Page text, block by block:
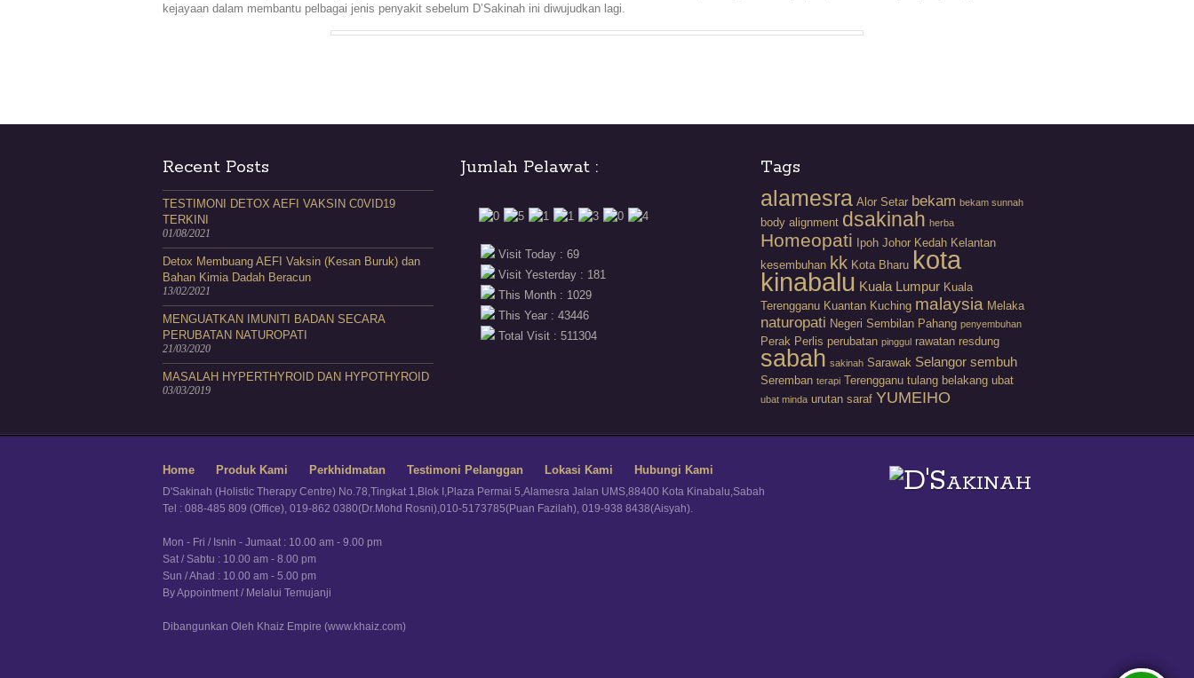
kejayaan dalam membantu pelbagai jenis penyakit sebelum D’Sakinah ini diwujudkan lagi.
Recent Posts
TESTIMONI DETOX AEFI VAKSIN C0VID19
TERKINI
01/08/2021
Detox Membuang AEFI Vaksin (Kesan Buruk) dan
Bahan Kimia Dadah Beracun
13/02/2021
MENGUATKAN IMUNITI BADAN SECARA
PERUBATAN NATUROPATI
21/03/2020
MASALAH HYPERTHYROID DAN HYPOTHYROID
03/03/2019
Jumlah Pelawat :
Visit Today : 69
Visit Yesterday : 181
This Month : 1029
This Year : 43446
Total Visit : 511304
Tags
alamesra Alor Setar bekam bekam sunnah
body alignment dsakinah herba
Homeopati Ipoh Johor Kedah Kelantan
kesembuhan kk Kota Bharu kota
kinabalu Kuala Lumpur Kuala
Terengganu Kuantan Kuching malaysia Melaka
naturopati Negeri Sembilan Pahang penyembuhan
Perak Perlis perubatan pinggul rawatan resdung
sabah sakinah Sarawak Selangor sembuh
Seremban terapi Terengganu tulang belakang ubat
ubat minda urutan saraf YUMEIHO
Home Produk Kami Perkhidmatan Testimoni Pelanggan Lokasi Kami Hubungi Kami
D'Sakinah (Holistic Therapy Centre) No.78,Tingkat 1,Blok I,Plaza Permai 5,Alamesra Jalan UMS,88400 Kota Kinabalu,Sabah
Tel : 088-485 809 (Office), 019-862 0380(Dr.Mohd Rosni),010-5173785(Puan Fazilah), 019-938 8438(Aisyah).
Mon - Fri / Isnin - Jumaat : 10.00 am - 9.00 pm
Sat / Sabtu : 10.00 am - 8.00 pm
Sun / Ahad : 10.00 am - 5.00 pm
By Appointment / Melalui Temujanji
Dibangunkan Oleh Khaiz Empire (www.khaiz.com)